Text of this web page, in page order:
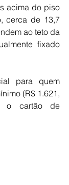
acima do piso
cerca de 13,7
ao teto da
fixado
para quem
(R$ 1.621,
o cartão de